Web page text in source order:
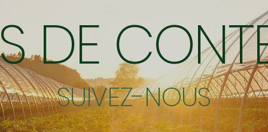
DE
SUIVEZ-NOUS